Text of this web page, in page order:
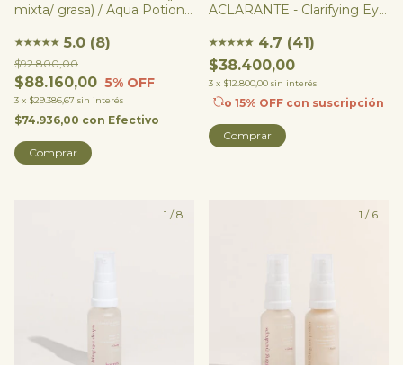
mixta/ grasa) / Aqua Potion
★★★★★ 5.0 (8)
$88.160,00
$92.800,00
5% OFF
3 x $29.386,67 sin interés
$74.936,00 con Efectivo
ACLARANTE - Clarifying Eye
★★★★★
★ 4.7 (41)
$38.400,00
3 x $12.800,00 sin interés
o 15% OFF con suscripción
Comprar
1 /8 1 / 6